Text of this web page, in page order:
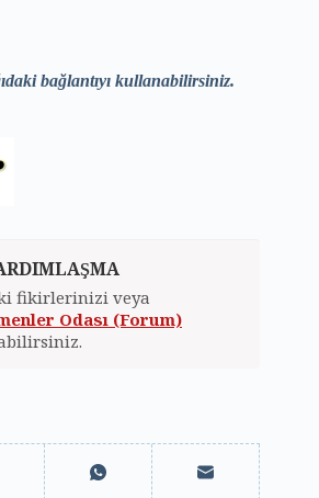
bağlantıyı kullanabilirsiniz.
fikirlerinizi veya
Odası (Forum)